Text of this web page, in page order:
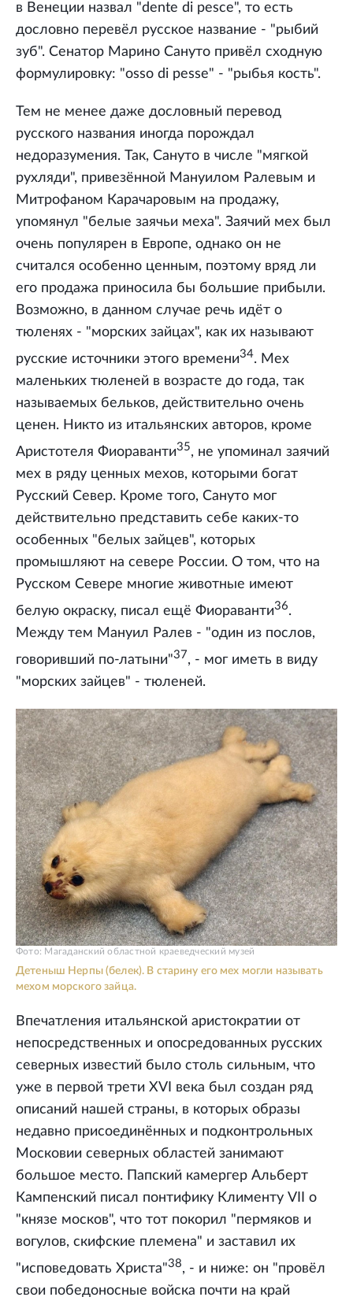
в Венеции назвал "dente di pesce", то есть
дословно перевёл русское название - "рыбий
зуб". Сенатор Марино Сануто привёл сходную
формулировку: "osso di pesse" - "рыбья кость".
Тем не менее даже дословный перевод
русского названия иногда порождал
недоразумения. Так, Сануто в числе "мягкой
рухляди", привезённой Мануилом Ралевым и
Митрофаном Карачаровым на продажу,
упомянул "белые заячьи меха". Заячий мех был
очень популярен в Европе, однако он не
считался особенно ценным, поэтому вряд ли
его продажа приносила бы большие прибыли.
Возможно, в данном случае речь идёт о
тюленях - "морских зайцах", как их называют
русские источники этого времени34. Мех
маленьких тюленей в возрасте до года, так
называемых бельков, действительно очень
ценен. Никто из итальянских авторов, кроме
Аристотеля Фиораванти35, не упоминал заячий
мех в ряду ценных мехов, которыми богат
Русский Север. Кроме того, Сануто мог
действительно представить себе каких-то
особенных "белых зайцев", которых
промышляют на севере России. О том, что на
Русском Севере многие животные имеют
белую окраску, писал ещё Фиораванти36.
Между тем Мануил Ралев - "один из послов,
говоривший по-латыни"37, - мог иметь в виду
"морских зайцев" - тюленей.
Детеныш Нерпы (белек). В старину его мех могли называть
мехом морского зайца.
Фото: Магаданский областной краеведческий музей
Впечатления итальянской аристократии от
непосредственных и опосредованных русских
северных известий было столь сильным, что
уже в первой трети XVI века был создан ряд
описаний нашей страны, в которых образы
недавно присоединённых и подконтрольных
Московии северных областей занимают
большое место. Папский камергер Альберт
Кампенский писал понтифику Клименту VII о
"князе москов", что тот покорил "пермяков и
вогулов, скифские племена" и заставил их
"исповедовать Христа"38, - и ниже: он "провёл
свои победоносные войска почти на край